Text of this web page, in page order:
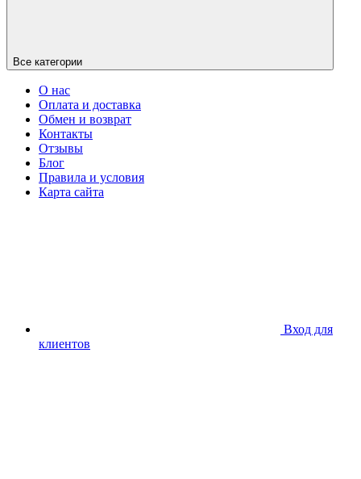
Все категории
О нас
Оплата и доставка
Обмен и возврат
Контакты
Отзывы
Блог
Правила и условия
Карта сайта
Вход для
клиентов